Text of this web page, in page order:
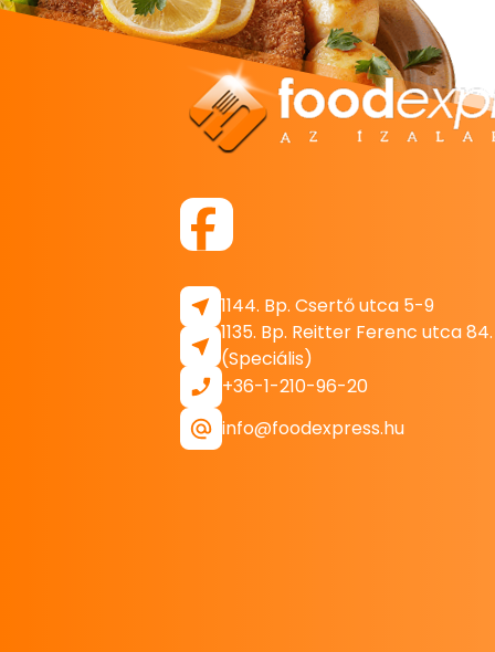
1144. Bp. Csertő utca 5-9
1135. Bp. Reitter Ferenc utca 84.
(Speciális)
+36-1-210-96-20
info@foodexpress.hu